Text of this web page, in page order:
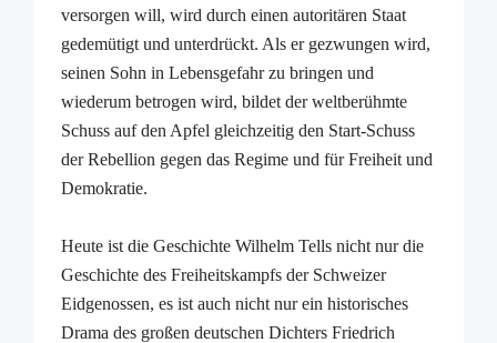
versorgen will, wird durch einen autoritären Staat
gedemütigt und unterdrückt. Als er gezwungen wird,
seinen Sohn in Lebensgefahr zu bringen und
wiederum betrogen wird, bildet der weltberühmte
Schuss auf den Apfel gleichzeitig den Start-Schuss
der Rebellion gegen das Regime und für Freiheit und
Demokratie.
Heute ist die Geschichte Wilhelm Tells nicht nur die
Geschichte des Freiheitskampfs der Schweizer
Eidgenossen, es ist auch nicht nur ein historisches
Drama des großen deutschen Dichters Friedrich